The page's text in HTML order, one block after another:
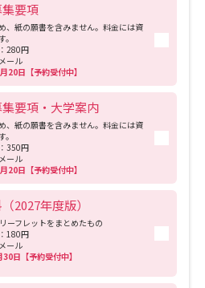
受験スケジュールを立てよう
テレメール全国一斉進学調査
学問検索
要項
、紙の願書を含みません。料金には資
280円
ール
20日【予約受付中】
要項・大学案内
、紙の願書を含みません。料金には資
350円
ール
20日【予約受付中】
2027年度版）
ーフレットをまとめたもの
180円
ール
30日【予約受付中】